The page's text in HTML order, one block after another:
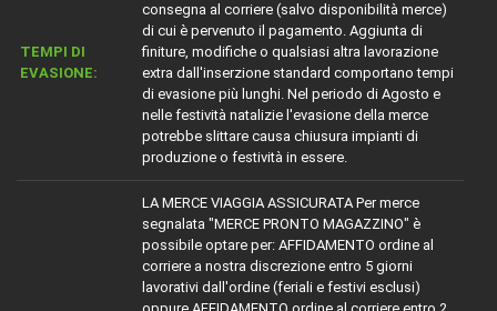
TEMPI DI
EVASIONE:
consegna al corriere (salvo disponibilità merce)
di cui è pervenuto il pagamento. Aggiunta di
finiture, modifiche o qualsiasi altra lavorazione
extra dall'inserzione standard comportano tempi
di evasione più lunghi. Nel periodo di Agosto e
nelle festività natalizie l'evasione della merce
potrebbe slittare causa chiusura impianti di
produzione o festività in essere.
LA MERCE VIAGGIA ASSICURATA Per merce
segnalata "MERCE PRONTO MAGAZZINO" è
possibile optare per: AFFIDAMENTO ordine al
corriere a nostra discrezione entro 5 giorni
lavorativi dall'ordine (feriali e festivi esclusi)